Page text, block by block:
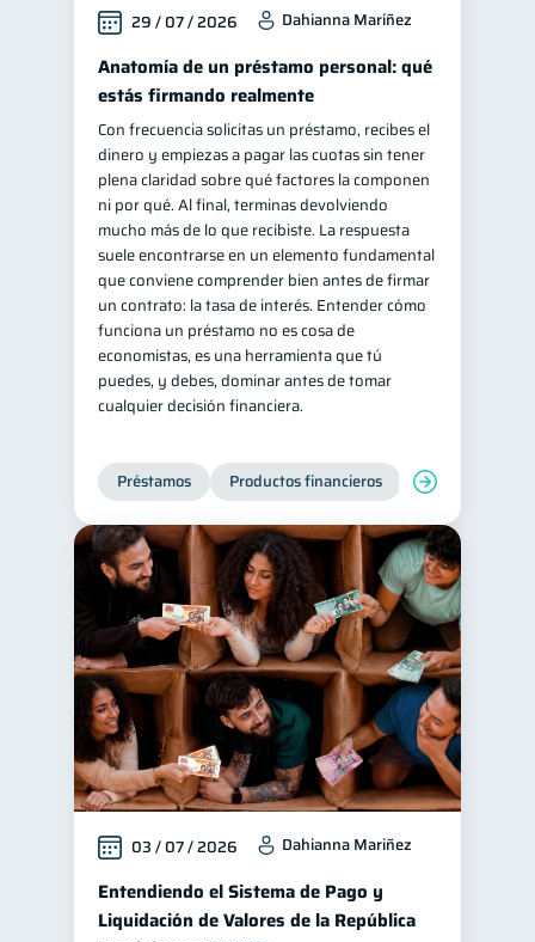
Inclusión financiera 22
Bienestar financiero 22
Finanzas para mujeres 20
Seguridad financiera 13
Salud financiera 12
Productos financieros
Organización Financiera 10
Deudas Préstamos
Ahorro 8 Consejos 6
Tarjeta de crédito
Historial crediticio 6
Derechos & Deberes 4
Vacaciones 2
Criptomonedas 2
Inversiones 2
Finanzas Personales 1
Finanzas en Pareja 1
Educación Financiera 1
Fraudes 1 Mipymes 1
Información financiera 1
Gasto responsable
29 / 07 / 2026 Dahianna Maríñez
Anatomía de un préstamo personal: qué
estás firmando realmente
Con frecuencia solicitas un préstamo, recibes el
dinero y empiezas a pagar las cuotas sin tener
plena claridad sobre qué factores la componen
ni por qué. Al final, terminas devolviendo
mucho más de lo que recibiste. La respuesta
suele encontrarse en un elemento fundamental
que conviene comprender bien antes de firmar
un contrato: la tasa de interés. Entender cómo
funciona un préstamo no es cosa de
economistas, es una herramienta que tú
puedes, y debes, dominar antes de tomar
cualquier decisión financiera.
Préstamos Productos financieros Manejo de
03 / 07 / 2026 Dahianna Mariñez
Entendiendo el Sistema de Pago y
Liquidación de Valores de la República